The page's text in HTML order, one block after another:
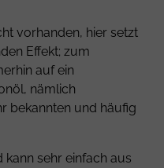
vorhanden, hier setzt
Effekt; zum
auf ein
nämlich
bekannten und häufig
sehr einfach aus